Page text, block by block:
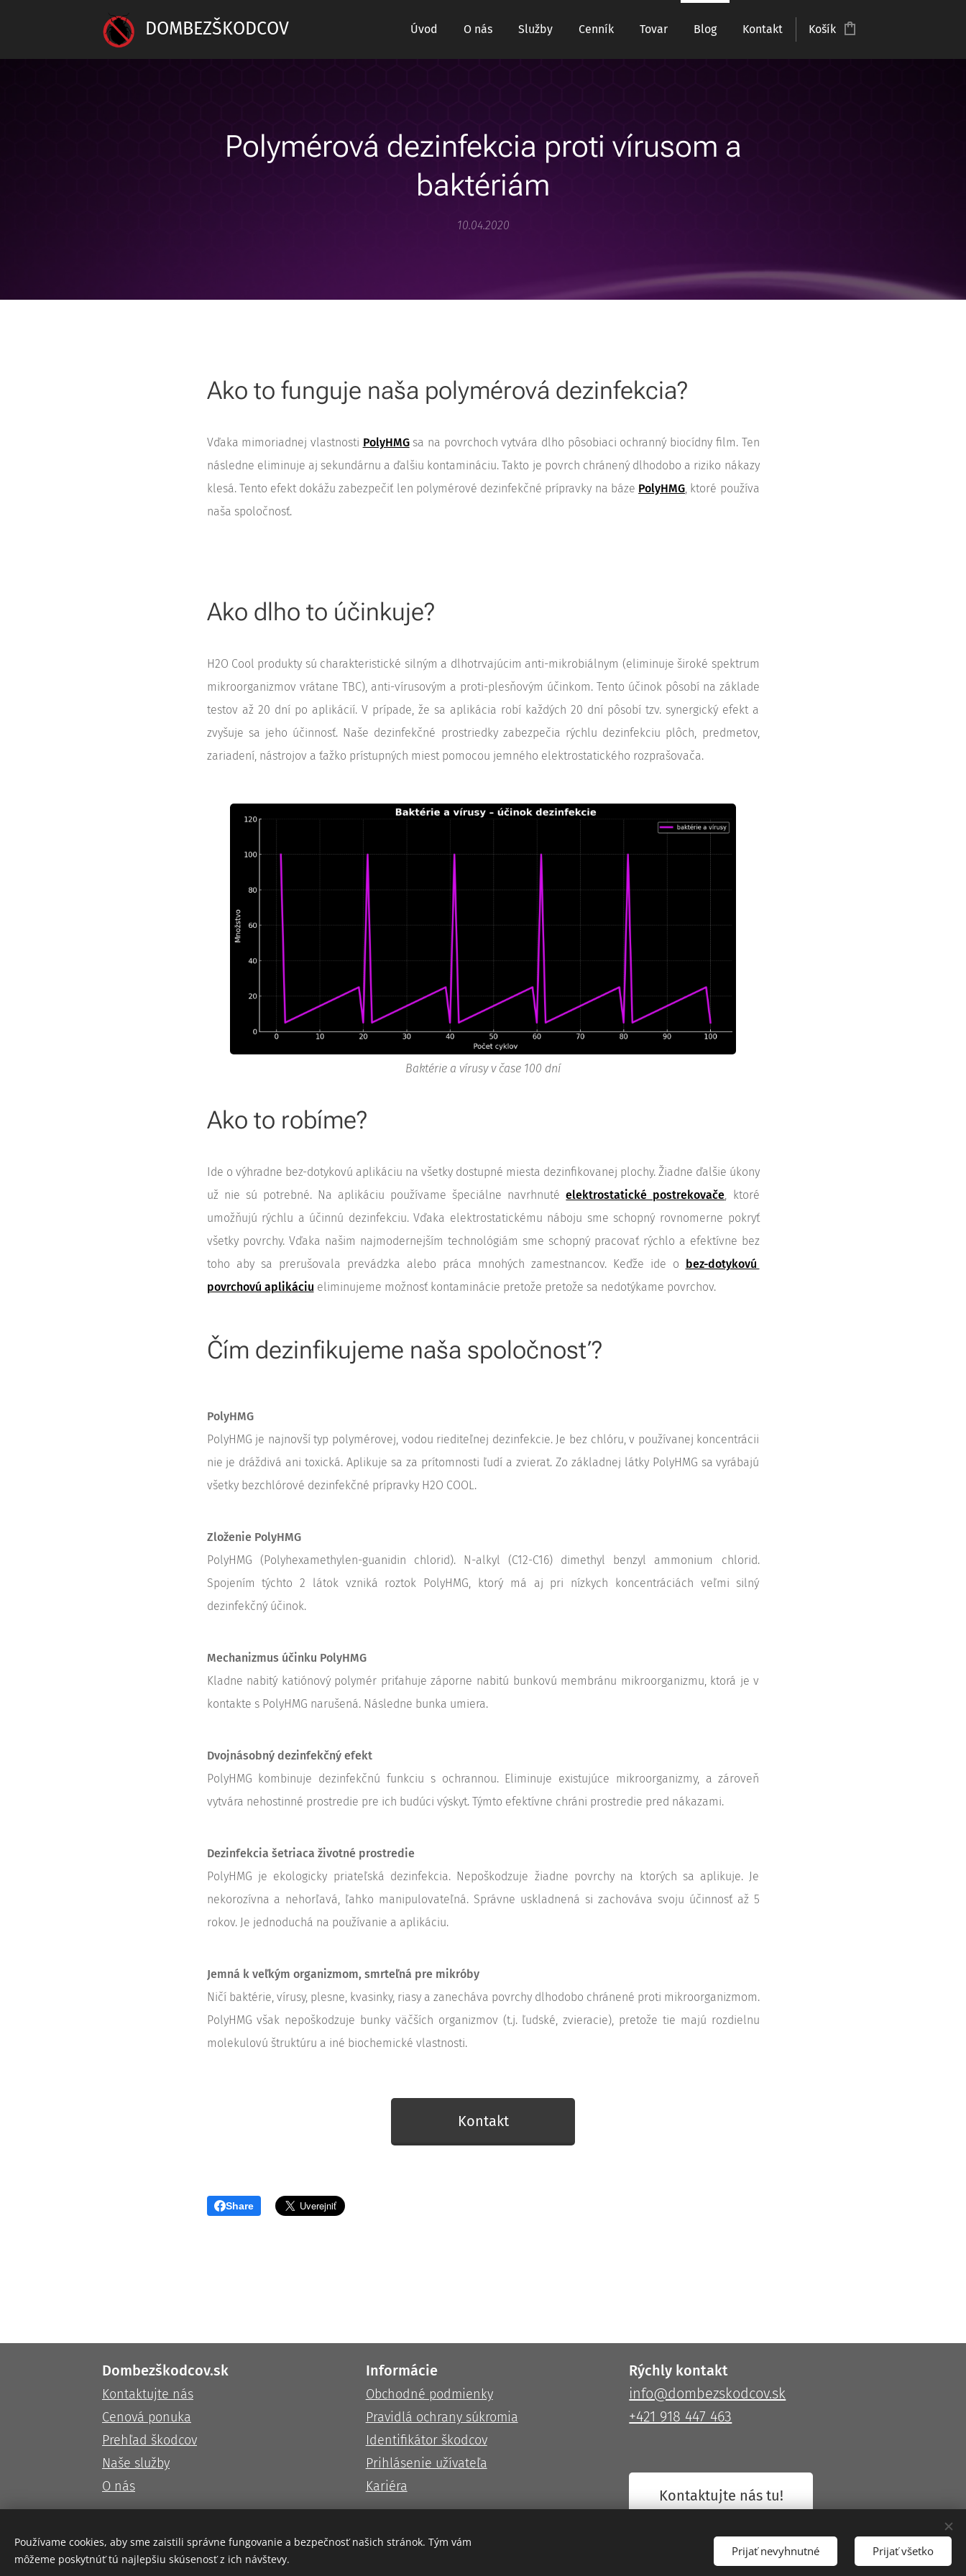
DOMBEZŠKODCOV Úvod O nás Služby Cenník Tovar Blog Kontakt Košík
Polymérová dezinfekcia proti vírusom a
baktériám
10.04.2020
Ako to funguje naša polymérová dezinfekcia?
Vďaka mimoriadnej vlastnosti PolyHMGsa na povrchoch vytvára dlho pôsobiaci ochranný biocídny film. Ten
následne eliminuje aj sekundárnu a ďalšiu kontamináciu. Takto je povrch chránený dlhodobo a riziko nákazy
klesá. Tento efekt dokážu zabezpečiť len polymérové dezinfekčné prípravky na báze PolyHMG, ktoré používa
naša spoločnosť.
Ako dlho to účinkuje?
H2O Cool produkty sú charakteristické silným a dlhotrvajúcim anti-mikrobiálnym (eliminuje široké spektrum
mikroorganizmov vrátane TBC), anti-vírusovým a proti-plesňovým účinkom. Tento účinok pôsobí na základe
testov až 20 dní po aplikácií. V prípade, že sa aplikácia robí každých 20 dní pôsobí tzv. synergický efekt a
zvyšuje sa jeho účinnosť. Naše dezinfekčné prostriedky zabezpečia rýchlu dezinfekciu plôch, predmetov,
zariadení, nástrojov a ťažko prístupných miest pomocou jemného elektrostatického rozprašovača.
Baktérie a vírusy v čase 100 dní
Ako to robíme?
Ide o výhradne bez-dotykovú aplikáciu na všetky dostupné miesta dezinfikovanej plochy. Žiadne ďalšie úkony
už nie sú potrebné. Na aplikáciu používame špeciálne navrhnuté elektrostatické postrekovače , ktoré
umožňujú rýchlu a účinnú dezinfekciu. Vďaka elektrostatickému náboju sme schopný rovnomerne pokryť
všetky povrchy. Vďaka našim najmodernejším technológiám sme schopný pracovať rýchlo a efektívne bez
toho aby sa prerušovala prevádzka alebo práca mnohých zamestnancov. Keďže ide o bez-dotykovú
povrchovú aplikáciu eliminujeme možnosť kontaminácie pretože pretože sa nedotýkame povrchov.
Čím dezinfikujeme naša spoločnosť?
PolyHMG
PolyHMG je najnovší typ polymérovej, vodou riediteľnej dezinfekcie. Je bez chlóru, v používanej koncentrácii
nie je dráždivá ani toxická. Aplikuje sa za prítomnosti ľudí a zvierat. Zo základnej látky PolyHMG sa vyrábajú
všetky bezchlórové dezinfekčné prípravky H2O COOL.
Zloženie PolyHMG
PolyHMG (Polyhexamethylen-guanidin chlorid). N-alkyl (C12-C16) dimethyl benzyl ammonium chlorid.
Spojením týchto 2 látok vzniká roztok PolyHMG, ktorý má aj pri nízkych koncentráciách veľmi silný
dezinfekčný účinok.
Mechanizmus účinku PolyHMG
Kladne nabitý katiónový polymér priťahuje záporne nabitú bunkovú membránu mikroorganizmu, ktorá je v
kontakte s PolyHMG narušená. Následne bunka umiera.
Dvojnásobný dezinfekčný efekt
PolyHMG kombinuje dezinfekčnú funkciu s ochrannou. Eliminuje existujúce mikroorganizmy, a zároveň
vytvára nehostinné prostredie pre ich budúci výskyt. Týmto efektívne chráni prostredie pred nákazami.
Dezinfekcia šetriaca životné prostredie
PolyHMG je ekologicky priateľská dezinfekcia. Nepoškodzuje žiadne povrchy na ktorých sa aplikuje. Je
nekorozívna a nehorľavá, ľahko manipulovateľná. Správne uskladnená si zachováva svoju účinnosť až 5
rokov. Je jednoduchá na používanie a aplikáciu.
Jemná k veľkým organizmom, smrteľná pre mikróby
Ničí baktérie, vírusy, plesne, kvasinky, riasy a zanecháva povrchy dlhodobo chránené proti mikroorganizmom.
PolyHMG však nepoškodzuje bunky väčších organizmov (t.j. ľudské, zvieracie), pretože tie majú rozdielnu
molekulovú štruktúru a iné biochemické vlastnosti.
Kontakt
Share
Dombezškodcov.sk
Kontaktujte nás
Cenová ponuka
Prehľad škodcov
Naše služby
O nás
Informácie
Obchodné podmienky
Pravidlá ochrany súkromia
Identifikátor škodcov
Prihlásenie užívateľa
Kariéra
Rýchly kontakt
info@dombezskodcov.sk
+421 918 447 463
Kontaktujte nás tu!
Používame cookies, aby sme zaistili správne fungovanie a bezpečnosť našich stránok. Tým vám
môžeme poskytnúť tú najlepšiu skúsenosť z ich návštevy.
Prijať nevyhnutné Prijať všetko